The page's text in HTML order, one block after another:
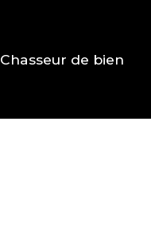
Chasseur de bien